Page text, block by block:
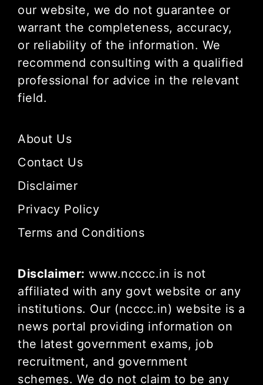
our website, we do not guarantee or
warrant the completeness, accuracy,
or reliability of the information. We
recommend consulting with a qualified
professional for advice in the relevant
field.
About Us
Contact Us
Disclaimer
Privacy Policy
Terms and Conditions
Disclaimer: www.ncccc.in is not
affiliated with any govt website or any
institutions. Our (ncccc.in) website is a
news portal providing information on
the latest government exams, job
recruitment, and government
schemes. We do not claim to be any